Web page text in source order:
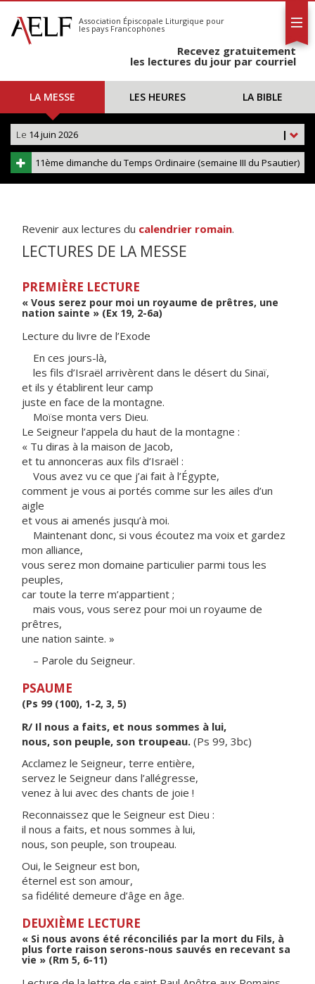
S'abonner
Calendrier
Association Épiscopale Liturgique pour
les pays Francophones
Recevez gratuitement
les lectures du jour par courriel
LA MESSE LES HEURES LA BIBLE
|
Le 14 juin 2026
11ème dimanche du Temps Ordinaire (semaine III du Psautier)
Revenir aux lectures du calendrier romain.
LECTURES DE LA MESSE
PREMIÈRE LECTURE
« Vous serez pour moi un royaume de prêtres, une
nation sainte » (Ex 19, 2-6a)
Lecture du livre de l’Exode
En ces jours-là,
les fils d’Israël arrivèrent dans le désert du Sinaï,
et ils y établirent leur camp
juste en face de la montagne.
Moïse monta vers Dieu.
Le Seigneur l’appela du haut de la montagne :
« Tu diras à la maison de Jacob,
et tu annonceras aux fils d’Israël :
Vous avez vu ce que j’ai fait à l’Égypte,
comment je vous ai portés comme sur les ailes d’un
aigle
et vous ai amenés jusqu’à moi.
Maintenant donc, si vous écoutez ma voix et gardez
mon alliance,
vous serez mon domaine particulier parmi tous les
peuples,
car toute la terre m’appartient ;
mais vous, vous serez pour moi un royaume de
prêtres,
une nation sainte. »
– Parole du Seigneur.
PSAUME
(Ps 99 (100), 1-2, 3, 5)
R/ Il nous a faits, et nous sommes à lui,
nous, son peuple, son troupeau. (Ps 99, 3bc)
Acclamez le Seigneur, terre entière,
servez le Seigneur dans l’allégresse,
venez à lui avec des chants de joie !
Reconnaissez que le Seigneur est Dieu :
il nous a faits, et nous sommes à lui,
nous, son peuple, son troupeau.
Oui, le Seigneur est bon,
éternel est son amour,
sa fidélité demeure d’âge en âge.
DEUXIÈME LECTURE
« Si nous avons été réconciliés par la mort du Fils, à
plus forte raison serons-nous sauvés en recevant sa
vie » (Rm 5, 6-11)